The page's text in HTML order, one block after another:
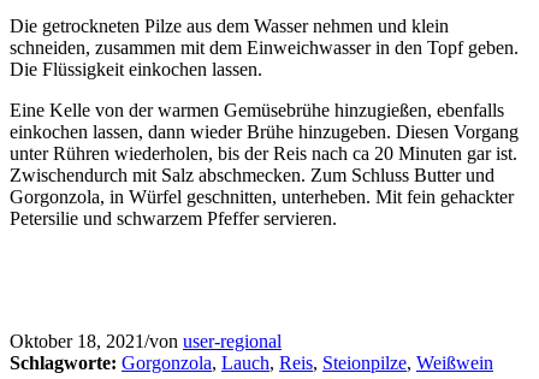
Die getrockneten Pilze aus dem Wasser nehmen und klein
schneiden, zusammen mit dem Einweichwasser in den Topf geben.
Die Flüssigkeit einkochen lassen.
Eine Kelle von der warmen Gemüsebrühe hinzugießen, ebenfalls
einkochen lassen, dann wieder Brühe hinzugeben. Diesen Vorgang
unter Rühren wiederholen, bis der Reis nach ca 20 Minuten gar ist.
Zwischendurch mit Salz abschmecken. Zum Schluss Butter und
Gorgonzola, in Würfel geschnitten, unterheben. Mit fein gehackter
Petersilie und schwarzem Pfeffer servieren.
Oktober 18, 2021/von user-regional
Schlagworte: Gorgonzola, Lauch, Reis, Steionpilze, Weißwein